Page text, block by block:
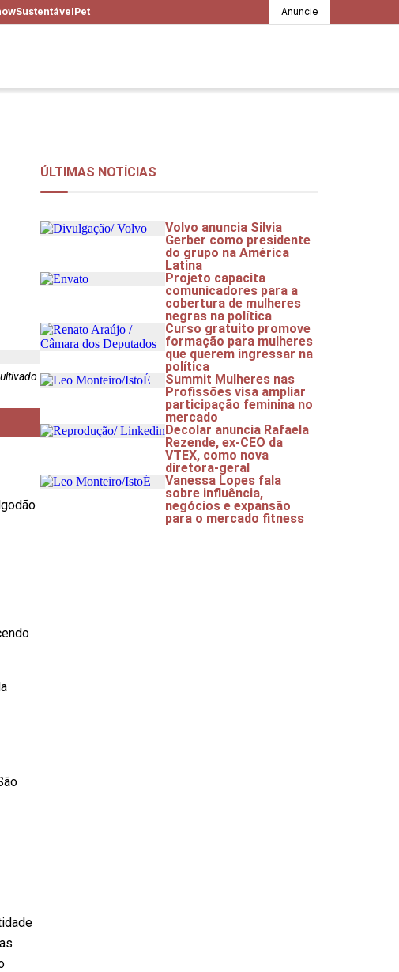
SustentávelPet Anuncie